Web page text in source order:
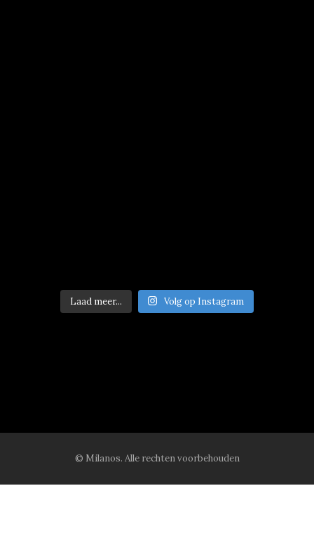
Laad meer... Volg op Instagram
© Milanos. Alle rechten voorbehouden